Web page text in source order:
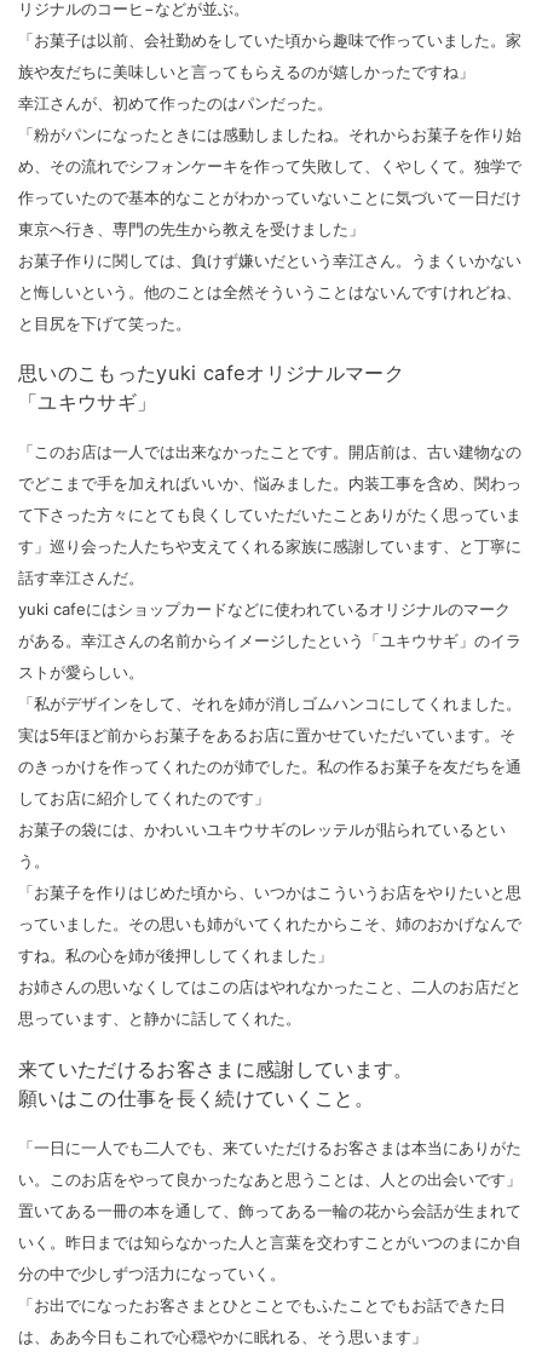
リジナルのコーヒ−などが並ぶ。
「お菓子は以前、会社勤めをしていた頃から趣味で作っていました。家
族や友だちに美味しいと言ってもらえるのが嬉しかったですね」
幸江さんが、初めて作ったのはパンだった。
「粉がパンになったときには感動しましたね。それからお菓子を作り始
め、その流れでシフォンケーキを作って失敗して、くやしくて。独学で
作っていたので基本的なことがわかっていないことに気づいて一日だけ
東京へ行き、専門の先生から教えを受けました」
お菓子作りに関しては、負けず嫌いだという幸江さん。うまくいかない
と悔しいという。他のことは全然そういうことはないんですけれどね、
と目尻を下げて笑った。
思いのこもったyuki cafeオリジナルマーク
「ユキウサギ」
「このお店は一人では出来なかったことです。開店前は、古い建物なの
でどこまで手を加えればいいか、悩みました。内装工事を含め、関わっ
て下さった方々にとても良くしていただいたことありがたく思っていま
す」巡り会った人たちや支えてくれる家族に感謝しています、と丁寧に
話す幸江さんだ。
yuki cafeにはショップカードなどに使われているオリジナルのマーク
がある。幸江さんの名前からイメージしたという「ユキウサギ」のイラ
ストが愛らしい。
「私がデザインをして、それを姉が消しゴムハンコにしてくれました。
実は5年ほど前からお菓子をあるお店に置かせていただいています。そ
のきっかけを作ってくれたのが姉でした。私の作るお菓子を友だちを通
してお店に紹介してくれたのです」
お菓子の袋には、かわいいユキウサギのレッテルが貼られているとい
う。
「お菓子を作りはじめた頃から、いつかはこういうお店をやりたいと思
っていました。その思いも姉がいてくれたからこそ、姉のおかげなんで
すね。私の心を姉が後押ししてくれました」
お姉さんの思いなくしてはこの店はやれなかったこと、二人のお店だと
思っています、と静かに話してくれた。
来ていただけるお客さまに感謝しています。
願いはこの仕事を長く続けていくこと。
「一日に一人でも二人でも、来ていただけるお客さまは本当にありがた
い。このお店をやって良かったなあと思うことは、人との出会いです」
置いてある一冊の本を通して、飾ってある一輪の花から会話が生まれて
いく。昨日までは知らなかった人と言葉を交わすことがいつのまにか自
分の中で少しずつ活力になっていく。
「お出でになったお客さまとひとことでもふたことでもお話できた日
は、ああ今日もこれで心穏やかに眠れる、そう思います」